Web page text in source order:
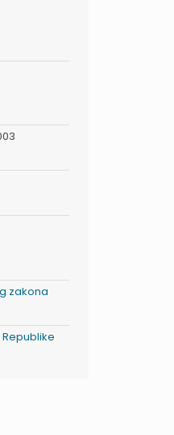
zakona
Republike